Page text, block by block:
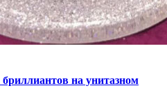
на унитазном